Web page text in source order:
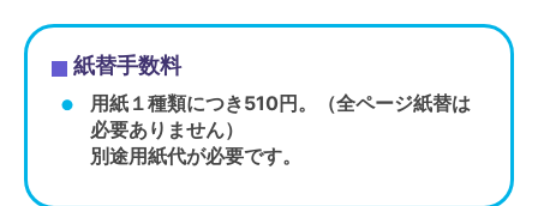
紙替手数料
用紙１種類につき510円。（全ページ紙替は
必要ありません）
別途用紙代が必要です。